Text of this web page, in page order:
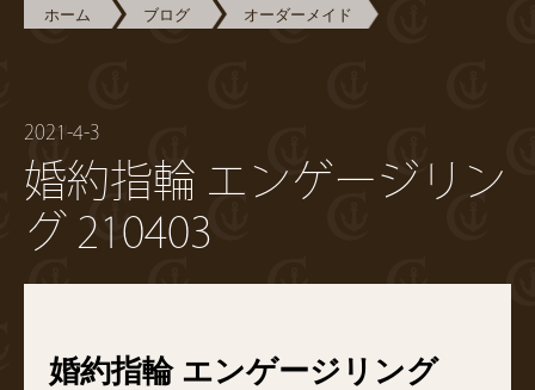
ホーム ブログ オーダーメイド
2021-4-3
婚約指輪 エンゲージリン
グ 210403
婚約指輪 エンゲージリング